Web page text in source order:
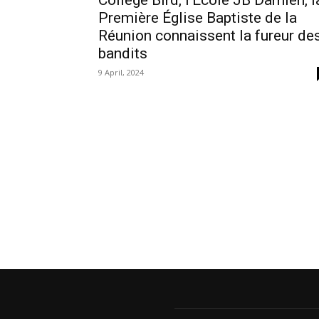
Première Église Baptiste de la
Réunion connaissent la fureur
bandits
9 April, 2024